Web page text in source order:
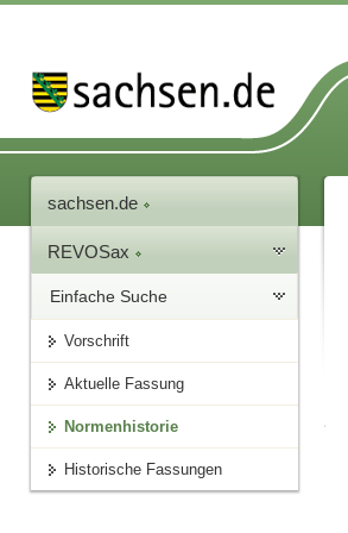
sachsen.de
REVOSax
Einfache Suche
Vorschrift
Aktuelle Fassung
Normenhistorie
Historische Fassungen